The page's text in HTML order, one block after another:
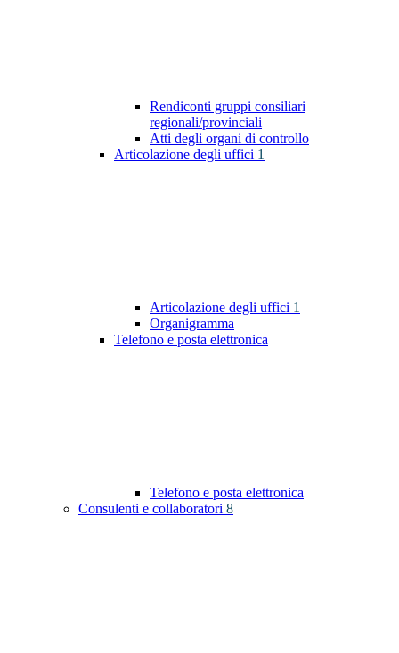
Rendiconti gruppi consiliari
regionali/provinciali
Atti degli organi di controllo
Articolazione degli uffici 1
Articolazione degli uffici 1
Organigramma
Telefono e posta elettronica
Telefono e posta elettronica
Consulenti e collaboratori 8